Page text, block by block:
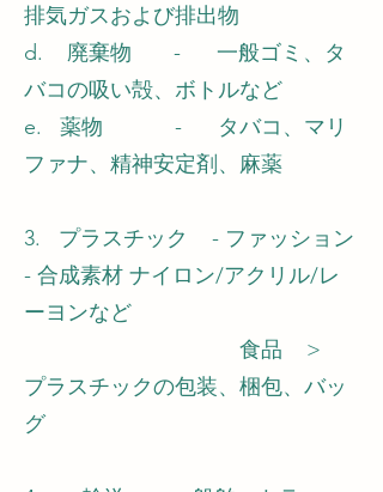
排気ガスおよび排出物
d. 廃棄物 - 一般ゴミ、タ
バコの吸い殻、ボトルなど
e. 薬物 - タバコ、マリ
ファナ、精神安定剤、麻薬
3. プラスチック - ファッション
- 合成素材 ナイロン/アクリル/レ
ーヨンなど
食品 >
プラスチックの包装、梱包、バッ
グ